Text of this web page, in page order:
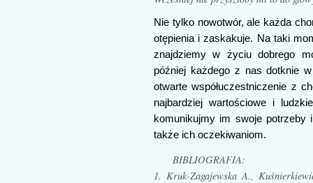
Nie tylko nowotwór, ale każda
otępienia i zaskakuje. Na taki
znajdziemy w życiu dobrego
później każdego z nas dotknie
otwarte współuczestniczenie z
najbardziej wartościowe i
komunikujmy im swoje
także ich oczekiwaniom.
BIBLIOGRAFIA:
1. Kruk-Zagajewska A.,